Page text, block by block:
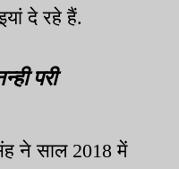
दे रहे हैं.
परी
ने साल 2018 में